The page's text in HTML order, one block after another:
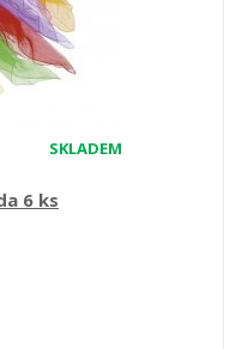
SKLADEM
6 ks